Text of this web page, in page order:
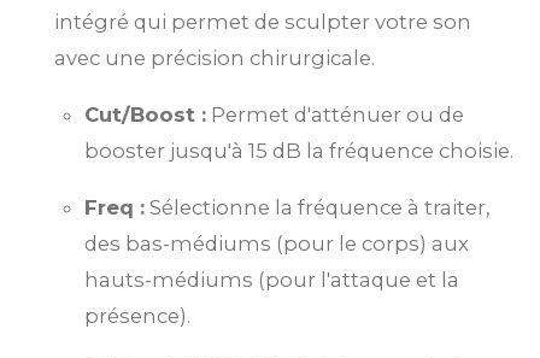
intégré qui permet de sculpter votre son
avec une précision chirurgicale.
Cut/Boost : Permet d'atténuer ou de
booster jusqu'à 15 dB la fréquence choisie.
Freq : Sélectionne la fréquence à traiter,
des bas-médiums (pour le corps) aux
hauts-médiums (pour l'attaque et la
présence).